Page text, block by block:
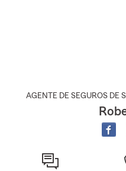
AGENTE DE SEGUROS DE